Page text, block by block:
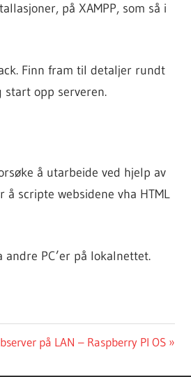
på XAMPP, som så i
Finn fram til detaljer rundt
start opp serveren.
å utarbeide ved hjelp av
scripte websidene vha HTML
PC’er på lokalnettet.
på LAN – Raspberry PI OS